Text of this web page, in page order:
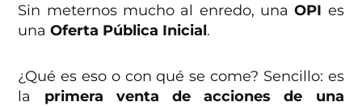
Sin meternos mucho al enredo, unaOPI es
unaOferta Pública Inicial.
¿Qué es eso o con qué se come? Sencillo: es
la primera venta de acciones de una